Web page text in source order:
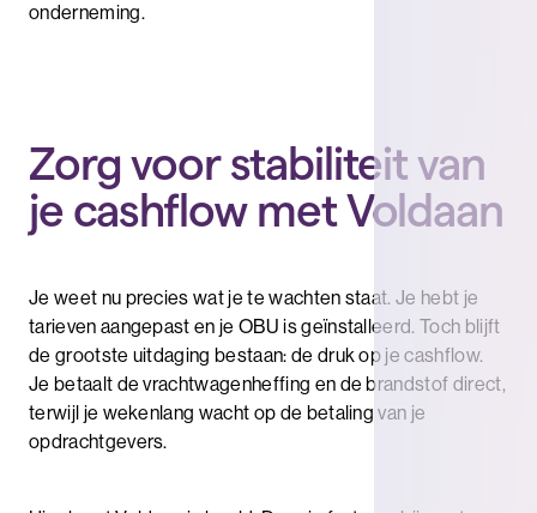
onderneming.
Zorg voor stabiliteit van
je cashflow met Voldaan
Je weet nu precies wat je te wachten staat. Je hebt je
tarieven aangepast en je OBU is geïnstalleerd. Toch blijft
de grootste uitdaging bestaan: de druk op je cashflow.
Je betaalt de vrachtwagenheffing en de brandstof direct,
terwijl je wekenlang wacht op de betaling van je
opdrachtgevers.